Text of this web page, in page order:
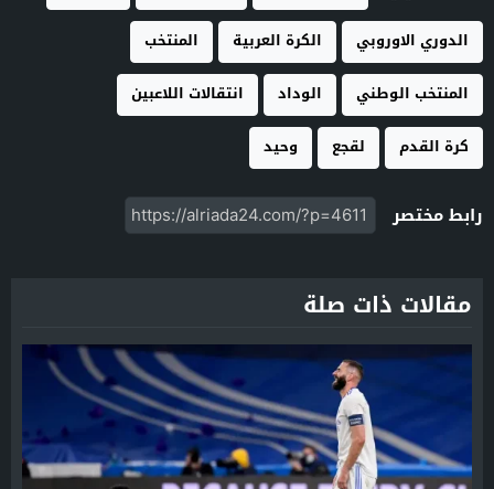
الدوري الاوروبي
الكرة العربية
المنتخب
المنتخب الوطني
الوداد
انتقالات اللاعبين
كرة القدم
لقجع وحيد
رابط مختصر
مقالات ذات صلة